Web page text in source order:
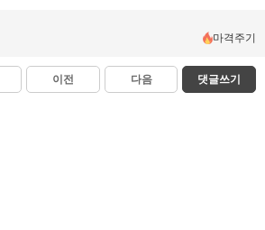
마격주기
이전 다음 댓글쓰기